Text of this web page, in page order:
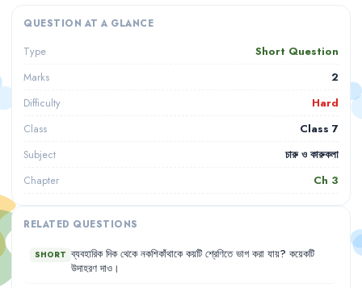
QUESTION AT A GLANCE
Type Short Question
Marks 2
Difficulty Hard
Class Class 7
Subject চারু ও কারুকলা
Chapter Ch 3
RELATED QUESTIONS
SHORT ব্যবহারিক দিক থেকে নকশিকাঁথাকে কয়টি শ্রেণিতে ভাগ করা যায়? কয়েকটি
উদাহরণ দাও ।